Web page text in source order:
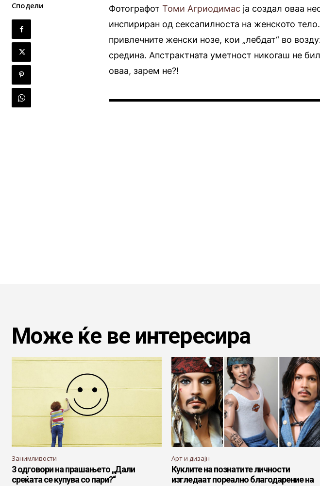
Сподели ФотографотТоми Агриодимас ја создал оваа
инспириран од сексапилноста на женското
привлечните женски нозе, кои „лебдат“ во
средина. Апстрактната уметност никогаш не
оваа, зарем не?!
Може ќе ве интересира
Занимливости
3 одговори на прашањето „Дали
среќата се купува со пари?“
Арт и дизајн
Куклите на познатите личности
изгледаат пореално благодарение на